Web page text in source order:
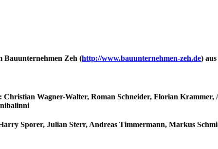
Bauunternehmen Zeh (http://www.bauunternehmen-zeh.de)
Wagner-Walter, Roman Schneider, Florian
Sporer, Julian Sterr, Andreas Timmermann, Markus